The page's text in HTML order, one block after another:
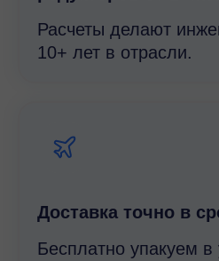
Расчеты делают
10+ лет в отрасли.
Доставка точно в
Бесплатно упакуем